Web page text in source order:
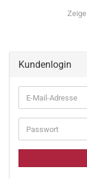
Zeige
Kundenlogin